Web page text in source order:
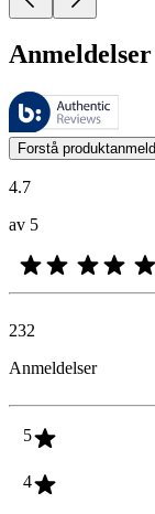
Anmeldelser
Disse
Kundenes
Forstå
4.7
av 5
232
Anmeldelser
5
4